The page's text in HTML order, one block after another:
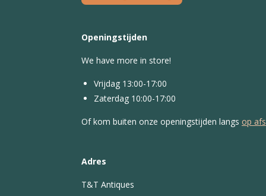
Openingstijden
We have more in store!
Vrijdag 13:00-17:00
Zaterdag 10:00-17:00
Of kom buiten onze openingstijden langs op
Adres
T&T Antiques